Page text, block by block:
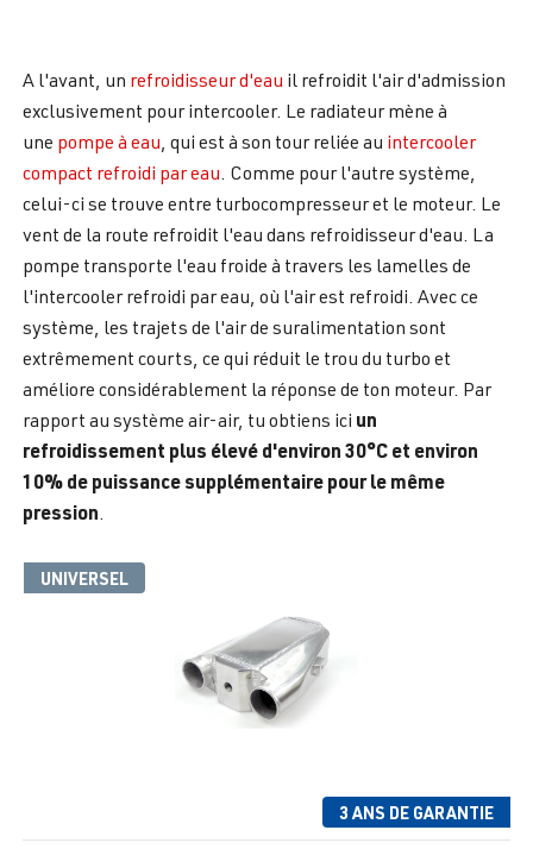
A l'avant, un refroidisseur d'eau il refroidit l'air d'admission
exclusivement pour intercooler. Le radiateur mène à
une pompe à eau, qui est à son tour reliée au intercooler
compact refroidi par eau. Comme pour l'autre système,
celui-ci se trouve entre turbocompresseur et le moteur. Le
vent de la route refroidit l'eau dans refroidisseur d'eau. La
pompe transporte l'eau froide à travers les lamelles de
l'intercooler refroidi par eau, où l'air est refroidi. Avec ce
système, les trajets de l'air de suralimentation sont
extrêmement courts, ce qui réduit le trou du turbo et
améliore considérablement la réponse de ton moteur. Par
rapport au système air-air, tu obtiens ici un
refroidissement plus élevé d'environ 30°C et environ
10% de puissance supplémentaire pour le même
pression.
UNIVERSEL
3 ANS DE GARANTIE